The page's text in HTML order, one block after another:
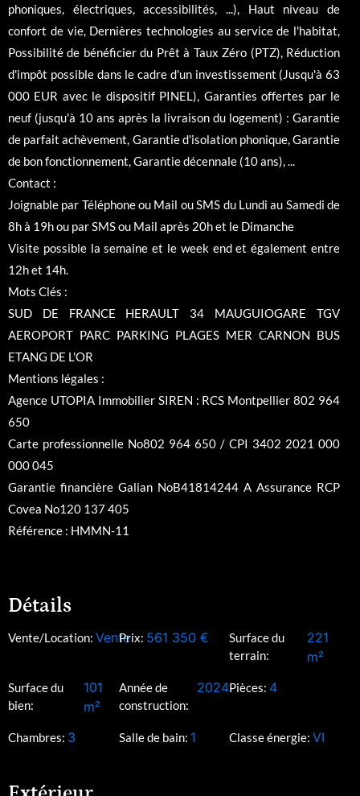
phoniques, électriques, accessibilités, ...), Haut niveau de
confort de vie, Dernières technologies au service de l'habitat,
Possibilité de bénéficier du Prêt à Taux Zéro (PTZ), Réduction
d'impôt possible dans le cadre d'un investissement (Jusqu'à 63
000 EUR avec le dispositif PINEL), Garanties offertes par le
neuf (jusqu'à 10 ans après la livraison du logement) : Garantie
de parfait achèvement, Garantie d'isolation phonique, Garantie
de bon fonctionnement, Garantie décennale (10 ans), ...
Contact :
Joignable par Téléphone ou Mail ou SMS du Lundi au Samedi de
8h à 19h ou par SMS ou Mail après 20h et le Dimanche
Visite possible la semaine et le week end et également entre
12h et 14h.
Mots Clés :
SUD DE FRANCE HERAULT 34 MAUGUIOGARE TGV
AEROPORT PARC PARKING PLAGES MER CARNON BUS
ETANG DE L'OR
Mentions légales :
Agence UTOPIA Immobilier SIREN : RCS Montpellier 802 964
650
Carte professionnelle No802 964 650 / CPI 3402 2021 000
000 045
Garantie financière Galian NoB41814244 A Assurance RCP
Covea No120 137 405
Référence : HMMN-11
Détails
Vente/Location: VentePrix: 561 350 €
Surface du
terrain:
221
m²
Surface du
bien:
101
m²
Année de
construction:
2024Pièces: 4
Chambres: 3 Salle de bain: 1 Classe énergie: VI